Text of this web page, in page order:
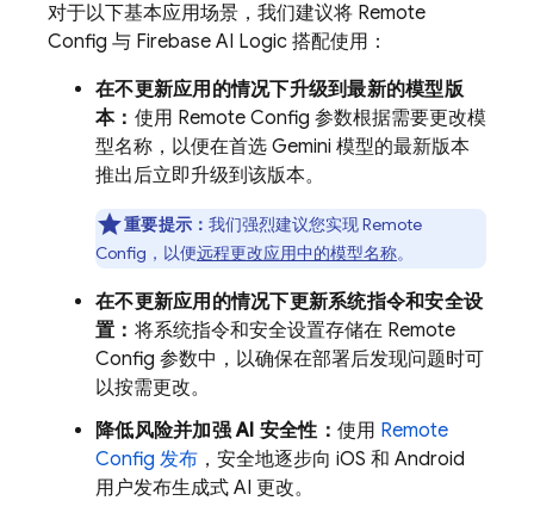
对于以下基本应用场景，我们建议将 Remote
Config 与 Firebase AI Logic 搭配使用：
在不更新应用的情况下升级到最新的模型版
本： 使用 Remote Config 参数根据需要更改模
型名称，以便在首选 Gemini 模型的最新版本
推出后立即升级到该版本。
重要提示：我们强烈建议您实现Remote
Config ，以便远程更改应用中的模型名称。
在不更新应用的情况下更新系统指令和安全设
置： 将系统指令和安全设置存储在 Remote
Config 参数中，以确保在部署后发现问题时可
以按需更改。
降低风险并加强 AI 安全性： 使用 Remote
Config 发布 ，安全地逐步向 iOS 和 Android
用户发布生成式 AI 更改。